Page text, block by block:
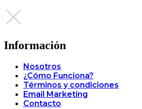
Información
Nosotros
¿Cómo Funciona?
Términos y condiciones
Email Marketing
Contacto